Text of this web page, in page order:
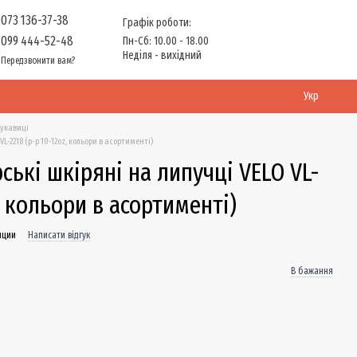
073 136-37-38
099 444-52-48
Передзвонити вам?
Графік роботи:
Пн-Сб: 10.00 - 18.00
Неділя - вихідний
Укр
2218 (р-р 10-12oz, кольори в асортименті)
шкіряні на липучці VELO VL-
в асортименті)
Написати відгук
В бажання